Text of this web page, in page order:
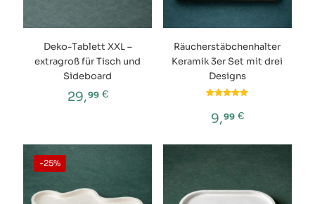
Deko-Tablett XXL –
extragroß für Tisch und
Sideboard
29,99 €
Die
Räucherstäbchenhalter
Keramik 3er Set mit drei
Designs
mit
5.00
von 5
9,99 €
Varianten
-25%